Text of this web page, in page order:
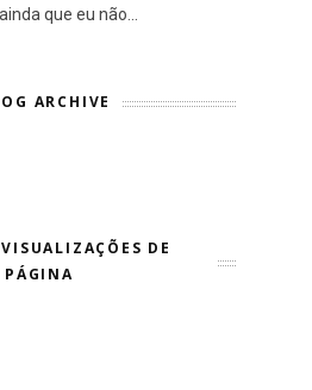
que eu não...
ARCHIVE
DE
PÁGINA